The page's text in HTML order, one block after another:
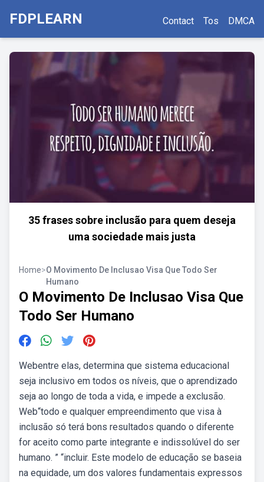
FDPLEARN Contact Tos DMCA
35 frases sobre inclusão para quem deseja
uma sociedade mais justa
Home>O Movimento De Inclusao Visa Que Todo Ser
Humano
O Movimento De Inclusao Visa Que
Todo Ser Humano
Webentre elas, determina que sistema educacional
seja inclusivo em todos os níveis, que o aprendizado
seja ao longo de toda a vida, e impede a exclusão.
Web“todo e qualquer empreendimento que visa à
inclusão só terá bons resultados quando o diferente
for aceito como parte integrante e indissolúvel do ser
humano. ” “incluir. Este modelo de educação se baseia
na equidade, um dos valores fundamentais expressos